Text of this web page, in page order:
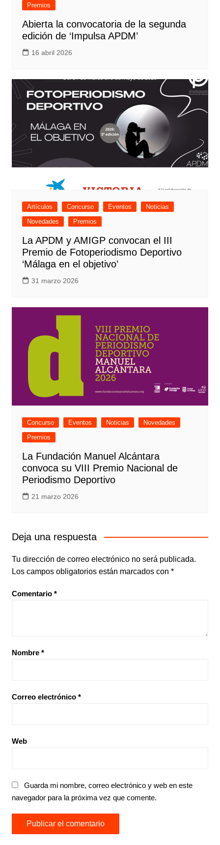
Premios
Abierta la convocatoria de la segunda
edición de ‘Impulsa APDM’
16 abril 2026
Artículos Concurso Eventos
Noticias
Novedades
Premios
La APDM y AMIGP convocan el III
Premio de Fotoperiodismo Deportivo
‘Málaga en el objetivo’
31 marzo 2026
Concurso Eventos Noticias
Novedades
Premios
La Fundación Manuel Alcántara
convoca su VIII Premio Nacional de
Periodismo Deportivo
21 marzo 2026
Deja una respuesta
Tu dirección de correo electrónico no será publicada.
Los campos obligatorios están marcados con *
Comentario *
Nombre *
Correo electrónico *
Web
Guarda mi nombre, correo electrónico y web en este
navegador para la próxima vez que comente.